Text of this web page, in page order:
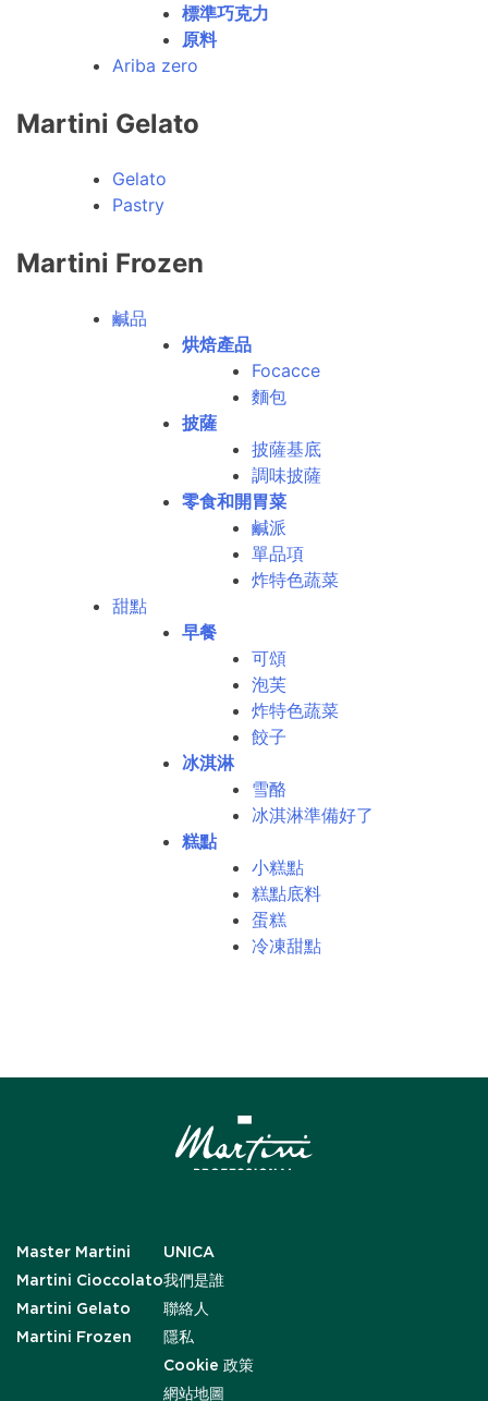
標準巧克力
原料
Ariba zero
Martini Gelato
Gelato
Pastry
Martini Frozen
鹹品
烘焙產品
Focacce
麵包
披薩
披薩基底
調味披薩
零食和開胃菜
鹹派
單品項
炸特色蔬菜
甜點
早餐
可頌
泡芙
炸特色蔬菜
餃子
冰淇淋
雪酪
冰淇淋準備好了
糕點
小糕點
糕點底料
蛋糕
冷凍甜點
Master Martini
Martini Cioccolato
Martini Gelato
Martini Frozen
UNICA
我們是誰
聯絡人
隱私
Cookie 政策
網站地圖